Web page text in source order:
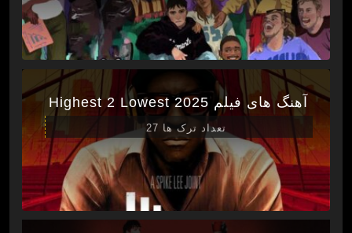
آهنگ های فیلم Highest 2 Lowest 2025
تعداد ترک ها 27